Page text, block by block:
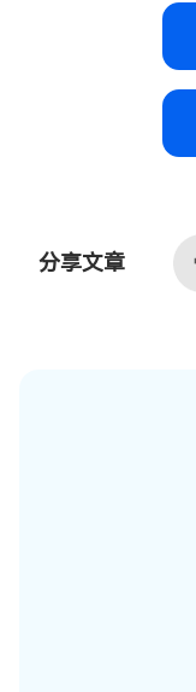
分享文章